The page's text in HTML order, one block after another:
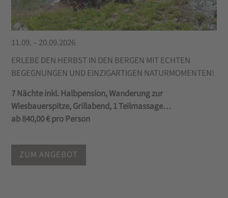
11.09. – 20.09.2026
ERLEBE DEN HERBST IN DEN BERGEN MIT ECHTEN
BEGEGNUNGEN UND EINZIGARTIGEN NATURMOMENTEN!
7 Nächte inkl. Halbpension, Wanderung zur
Wiesbauerspitze, Grillabend, 1 Teilmassage…
ab 840,00 € pro Person
ZUM ANGEBOT